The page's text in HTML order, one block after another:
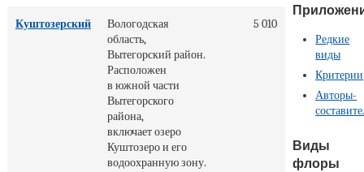
Куштозерский
Вологодская
область,
Вытегорский район.
Расположен
в южной части
Вытегорского
района,
включает озеро
Куштозеро и его
водоохранную зону.
5 010
Редкие
виды
Критерии
Авторы-
Виды
флоры